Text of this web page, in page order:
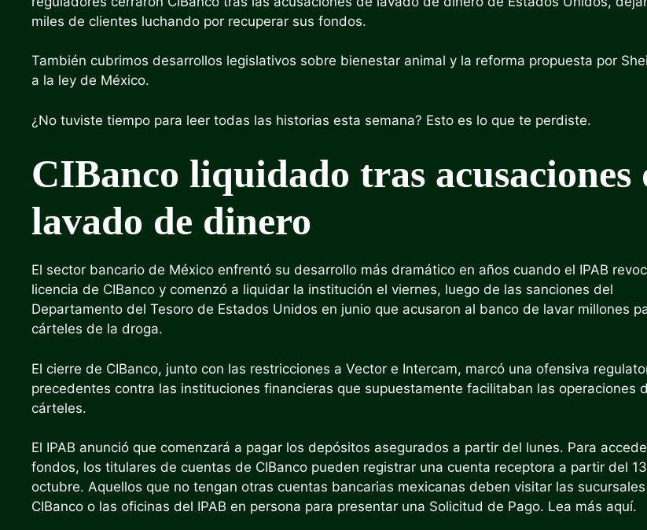
miles de clientes luchando por recuperar sus fondos.
También cubrimos desarrollos legislativos sobre bienestar animal y la reforma propuesta por
a la ley de México.
¿No tuviste tiempo para leer todas las historias esta semana? Esto es lo que te perdiste.
CIBanco liquidado tras acusaciones
lavado de dinero
El sector bancario de México enfrentó su desarrollo más dramático en años cuando el IPAB
licencia de CIBanco y comenzó a liquidar la institución el viernes, luego de las sanciones del
Departamento del Tesoro de Estados Unidos en junio que acusaron al banco de lavar millones
cárteles de la droga.
El cierre de CIBanco, junto con las restricciones a Vector e Intercam, marcó una ofensiva
precedentes contra las instituciones financieras que supuestamente facilitaban las operaciones
cárteles.
El IPAB anunció que comenzará a pagar los depósitos asegurados a partir del lunes. Para
fondos, los titulares de cuentas de CIBanco pueden registrar una cuenta receptora a partir del
octubre. Aquellos que no tengan otras cuentas bancarias mexicanas deben visitar las
CIBanco o las oficinas del IPAB en persona para presentar una Solicitud de Pago. Lea más aquí.